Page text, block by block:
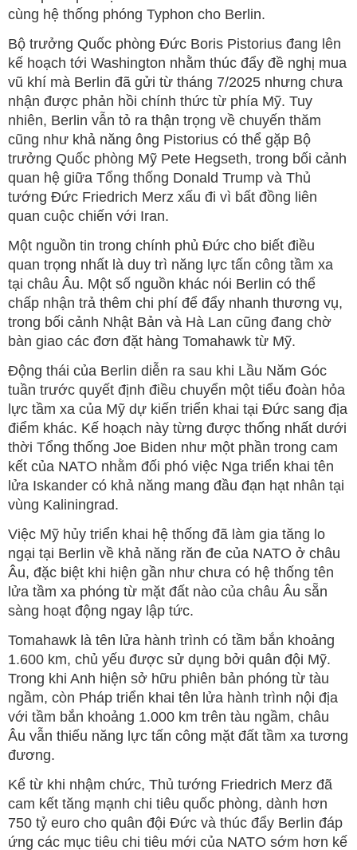
cùng hệ thống phóng Typhon cho Berlin.
Bộ trưởng Quốc phòng Đức Boris Pistorius đang lên
kế hoạch tới Washington nhằm thúc đẩy đề nghị mua
vũ khí mà Berlin đã gửi từ tháng 7/2025 nhưng chưa
nhận được phản hồi chính thức từ phía Mỹ. Tuy
nhiên, Berlin vẫn tỏ ra thận trọng về chuyến thăm
cũng như khả năng ông Pistorius có thể gặp Bộ
trưởng Quốc phòng Mỹ Pete Hegseth, trong bối cảnh
quan hệ giữa Tổng thống Donald Trump và Thủ
tướng Đức Friedrich Merz xấu đi vì bất đồng liên
quan cuộc chiến với Iran.
Một nguồn tin trong chính phủ Đức cho biết điều
quan trọng nhất là duy trì năng lực tấn công tầm xa
tại châu Âu. Một số nguồn khác nói Berlin có thể
chấp nhận trả thêm chi phí để đẩy nhanh thương vụ,
trong bối cảnh Nhật Bản và Hà Lan cũng đang chờ
bàn giao các đơn đặt hàng Tomahawk từ Mỹ.
Động thái của Berlin diễn ra sau khi Lầu Năm Góc
tuần trước quyết định điều chuyển một tiểu đoàn hỏa
lực tầm xa của Mỹ dự kiến triển khai tại Đức sang địa
điểm khác. Kế hoạch này từng được thống nhất dưới
thời Tổng thống Joe Biden như một phần trong cam
kết của NATO nhằm đối phó việc Nga triển khai tên
lửa Iskander có khả năng mang đầu đạn hạt nhân tại
vùng Kaliningrad.
Việc Mỹ hủy triển khai hệ thống đã làm gia tăng lo
ngại tại Berlin về khả năng răn đe của NATO ở châu
Âu, đặc biệt khi hiện gần như chưa có hệ thống tên
lửa tầm xa phóng từ mặt đất nào của châu Âu sẵn
sàng hoạt động ngay lập tức.
Tomahawk là tên lửa hành trình có tầm bắn khoảng
1.600 km, chủ yếu được sử dụng bởi quân đội Mỹ.
Trong khi Anh hiện sở hữu phiên bản phóng từ tàu
ngầm, còn Pháp triển khai tên lửa hành trình nội địa
với tầm bắn khoảng 1.000 km trên tàu ngầm, châu
Âu vẫn thiếu năng lực tấn công mặt đất tầm xa tương
đương.
Kể từ khi nhậm chức, Thủ tướng Friedrich Merz đã
cam kết tăng mạnh chi tiêu quốc phòng, dành hơn
750 tỷ euro cho quân đội Đức và thúc đẩy Berlin đáp
ứng các mục tiêu chi tiêu mới của NATO sớm hơn kế